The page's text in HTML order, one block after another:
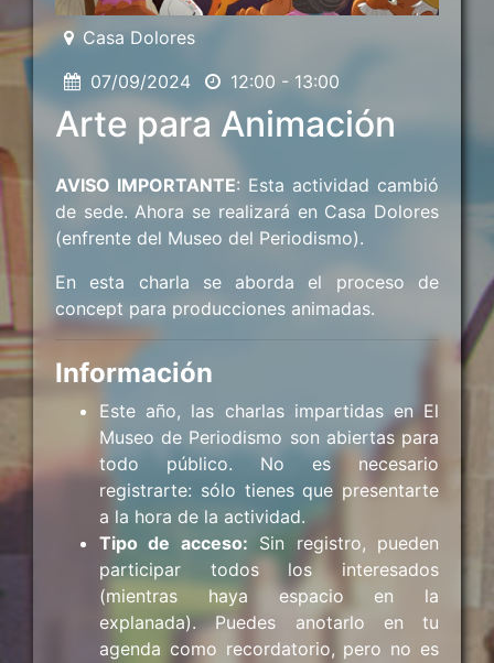
Casa Dolores
07/09/2024
12:00 - 13:00
Arte para Animación
AVISO IMPORTANTE: Esta actividad cambió
de sede. Ahora se realizará en Casa Dolores
(enfrente del Museo del Periodismo).
En esta charla se aborda el proceso de
concept para producciones animadas.
Información
Este año, las charlas impartidas en El
Museo de Periodismo son abiertas para
todo público. No es necesario
registrarte: sólo tienes que presentarte
a la hora de la actividad.
Tipo de acceso: Sin registro, pueden
participar todos los interesados
(mientras haya espacio en la
explanada). Puedes anotarlo en tu
agenda como recordatorio, pero no es